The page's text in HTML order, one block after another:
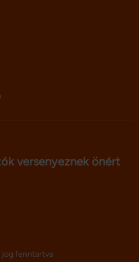
meg számukra vagy az
gyűjtöttek.
versenyeznek önért
fenntartva